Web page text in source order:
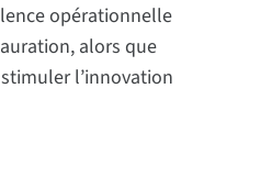
opérationnelle
alors que
l’innovation